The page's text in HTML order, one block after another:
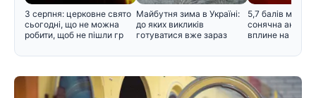
3 серпня: церковне свято
сьогодні, що не можна
робити, щоб не пішли гр
Майбутня зима в Україні:
до яких викликів
готуватися вже зараз
5,7 балів
сонячна
вплине на